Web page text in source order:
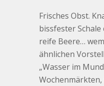
Frisches Obst.
bissfester
reife Beere…
ähnlichen
„Wasser im
Wochenmärkten,